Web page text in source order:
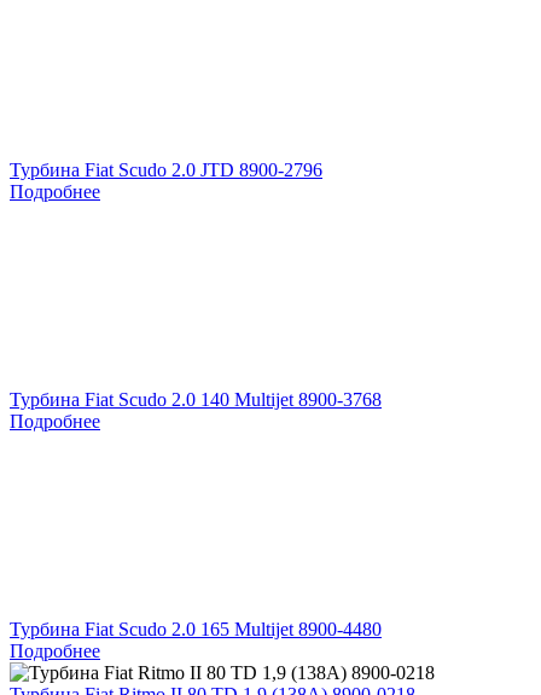
Турбина Fiat Scudo 2.0 JTD 8900-2796
Подробнее
Турбина Fiat Scudo 2.0 140 Multijet 8900-3768
Подробнее
Турбина Fiat Scudo 2.0 165 Multijet 8900-4480
Подробнее